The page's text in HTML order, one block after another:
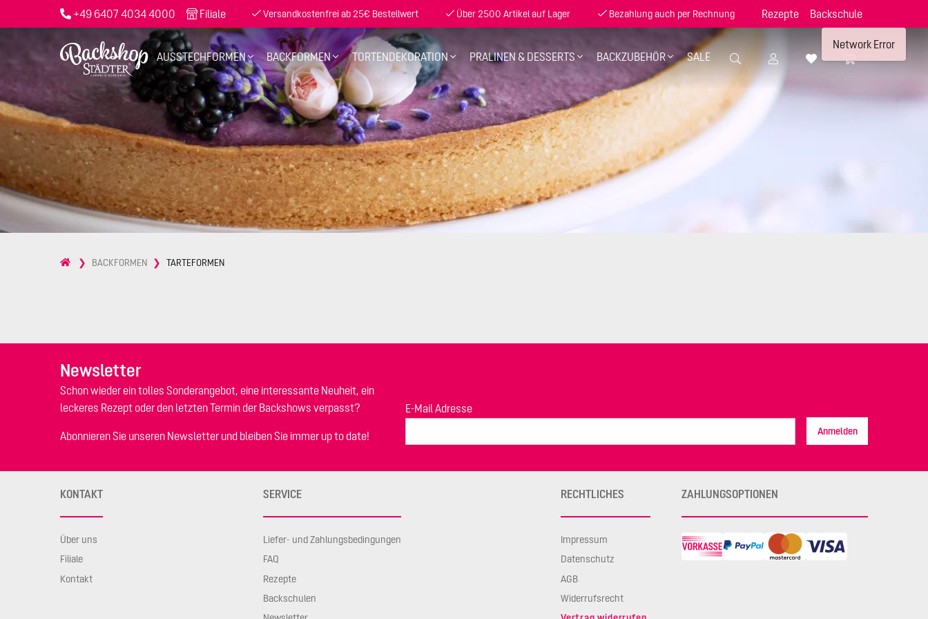
+49 6407 4034 4000 Filiale Versandkostenfrei ab 25€ Bestellwert Über 2500 Artikel auf Lager Bezahlung auch per Rechnung Rezepte Backschule
AUSSTECHFORMEN BACKFORMEN TORTENDEKORATION PRALINEN & DESSERTS BACKZUBEHÖR SALE
BACKFORMEN TARTEFORMEN
Newsletter
Schon wieder ein tolles Sonderangebot, eine interessante Neuheit, ein
leckeres Rezept oder den letzten Termin der Backshows verpasst?
Abonnieren Sie unseren Newsletter und bleiben Sie immer up to date!
E-Mail Adresse
Anmelden
KONTAKT
Über uns
Filiale
Kontakt
SERVICE
Liefer- und Zahlungsbedingungen
FAQ
Rezepte
Backschulen
RECHTLICHES
Impressum
Datenschutz
AGB
Widerrufsrecht
ZAHLUNGSOPTIONEN
Network Error